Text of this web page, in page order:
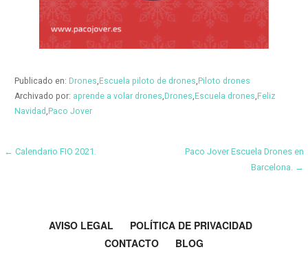
Publicado en: Drones, Escuela piloto de drones, Piloto drones
Archivado por: aprende a volar drones, Drones, Escuela drones, Feliz
Navidad , Paco Jover
Navegación
← Calendario FIO 2021.
Paco Jover Escuela Drones en
Barcelona. →
AVISO LEGAL
POLÍTICA DE PRIVACIDAD
CONTACTO
BLOG